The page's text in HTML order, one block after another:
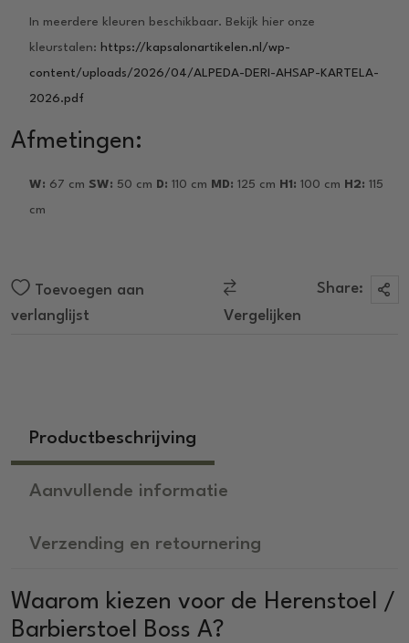
In meerdere kleuren beschikbaar. Bekijk hier onze
kleurstalen: https://kapsalonartikelen.nl/wp-
content/uploads/2026/04/ALPEDA-DERI-AHSAP-KARTELA-
2026.pdf
Afmetingen:
W: 67 cm SW: 50 cm D: 110 cm MD: 125 cm H1: 100 cm H2: 115
cm
Toevoegen aan
verlanglijst
Vergelijken
Share:
Productbeschrijving
Aanvullende informatie
Verzending en retournering
Waarom kiezen voor de Herenstoel /
Barbierstoel Boss A?